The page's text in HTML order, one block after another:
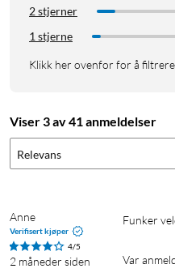
Spesifikasjoner
Bluetooth 5.3 (10m)
Følsomhet: 97±3dB
Batteritid: Opptil 8 timer + 20
Ladetid ørepropper: Cirka
Ladetid etui: Cirka 2 timer
Lading: 5V 0.5A, USB-C
2 stjerner
1 stjerne
Klikk her ovenfor for å filtrere
Viser 3 av 41 anmeldelser
Relevans
Anne
Verifisert kjøper
4/5
2 måneder siden
Funker
Var